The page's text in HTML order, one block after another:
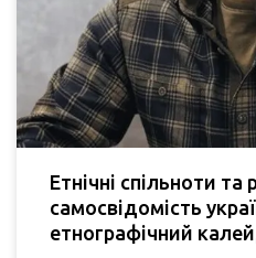
Етнічні спільноти та
самосвідомість
етнографічний